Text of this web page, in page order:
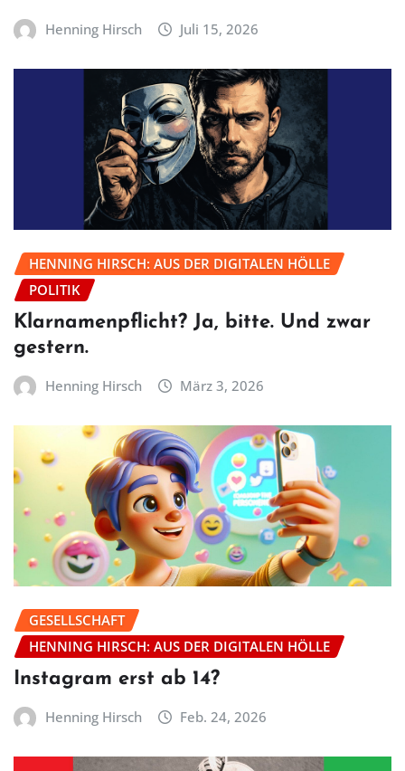
Henning Hirsch Juli 15, 2026
HENNING HIRSCH: AUS DER DIGITALEN HÖLLE
POLITIK
Klarnamenpflicht? Ja, bitte. Und zwar
gestern.
Henning Hirsch März 3, 2026
GESELLSCHAFT
HENNING HIRSCH: AUS DER DIGITALEN HÖLLE
Instagram erst ab 14?
Henning Hirsch Feb. 24, 2026